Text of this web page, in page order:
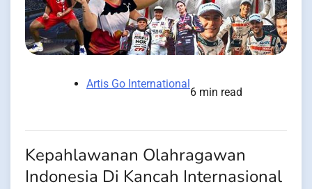
Artis Go International
6 min read
Kepahlawanan Olahragawan
Indonesia Di Kancah Internasional